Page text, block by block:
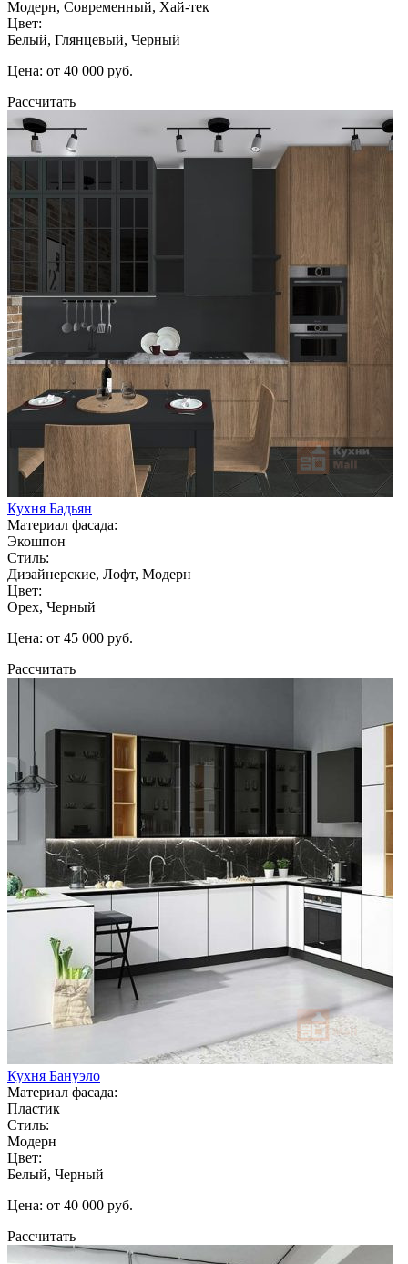
Модерн, Современный, Хай-тек
Цвет:
Белый, Глянцевый, Черный
Цена: от 40 000 руб.
Рассчитать
Кухня Бадьян
Материал фасада:
Экошпон
Стиль:
Дизайнерские, Лофт, Модерн
Цвет:
Орех, Черный
Цена: от 45 000 руб.
Рассчитать
Кухня Бануэло
Материал фасада:
Пластик
Стиль:
Модерн
Цвет:
Белый, Черный
Цена: от 40 000 руб.
Рассчитать